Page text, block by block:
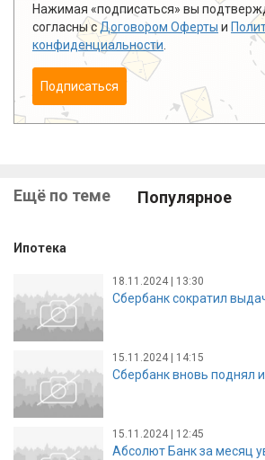
Нажимая «подписаться» вы
согласны сДоговором Оферты и
конфиденциальности
Подписаться
Ещё по теме Популярное
Ипотека
18.11.2024 | 13:30
Сбербанк сократил
15.11.2024 | 14:15
Сбербанк вновь поднял
15.11.2024 | 12:45
Абсолют Банк за месяц